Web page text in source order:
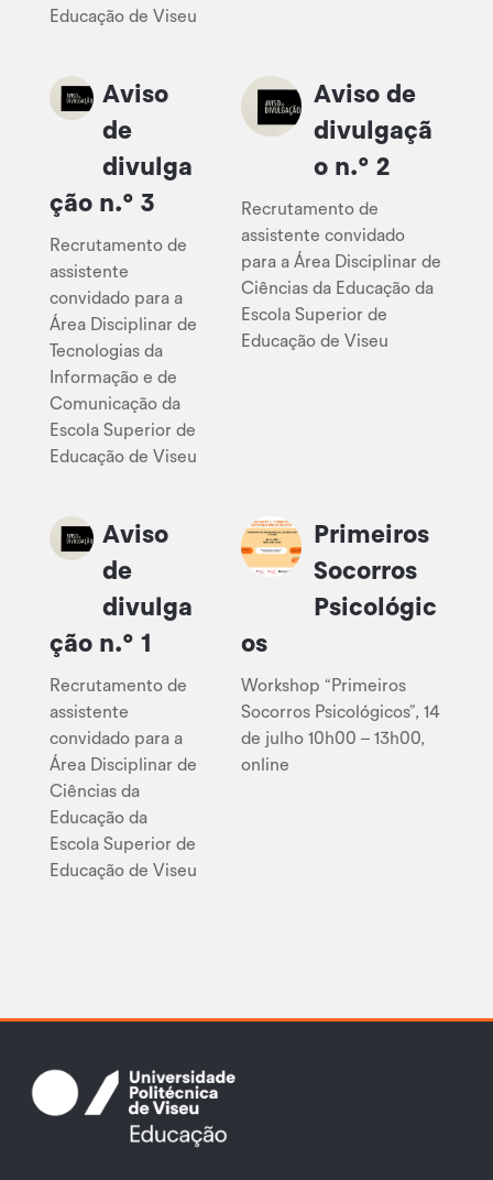
Educação de Viseu
Aviso
de
divulga
ção n.º 3
Recrutamento de
assistente
convidado para a
Área Disciplinar de
Tecnologias da
Informação e de
Comunicação da
Escola Superior de
Educação de Viseu
Aviso de
divulgaçã
o n.º 2
Recrutamento de
assistente convidado
para a Área Disciplinar de
Ciências da Educação da
Escola Superior de
Educação de Viseu
Aviso
de
divulga
ção n.º 1
Recrutamento de
assistente
convidado para a
Área Disciplinar de
Ciências da
Educação da
Escola Superior de
Educação de Viseu
Primeiros
Socorros
Psicológic
os
Workshop “Primeiros
Socorros Psicológicos”, 14
de julho 10h00 – 13h00,
online